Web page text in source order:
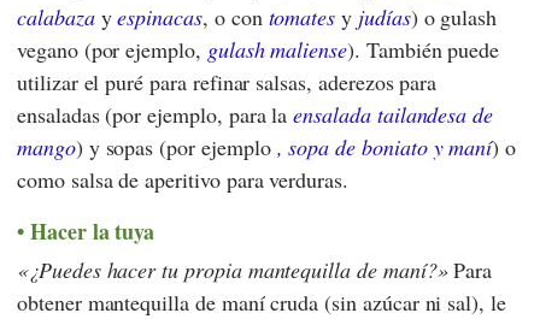
calabazayespinacas, o con tomates y judías) o gulash
vegano (por ejemplo, gulash maliense). También puede
utilizar el puré para refinar salsas, aderezos para
ensaladas (por ejemplo, para laensalada tailandesa de
mango) y sopas (por ejemplo , sopa de boniato y maní) o
como salsa de aperitivo para verduras.
Hacer la tuya
¿Puedes hacer tu propia mantequilla de maní? Para
obtener mantequilla de maní cruda (sin azúcar ni sal), le